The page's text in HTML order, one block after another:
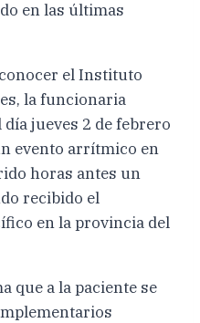
en las últimas
el Instituto
la funcionaria
jueves 2 de febrero
evento arrítmico en
horas antes un
recibido el
en la provincia del
que a la paciente se